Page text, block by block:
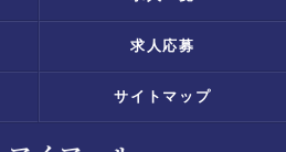
求人応募
サイトマップ